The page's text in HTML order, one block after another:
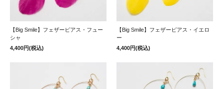
【Big Smile】フェザーピアス・フュー
シャ
4,400円(税込)
【Big Smile】フェザーピアス・イエロ
ー
4,400円(税込)